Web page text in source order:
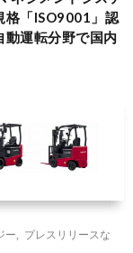
格「ISO9001」認
動運転分野で国内
ー
プレスリリースな